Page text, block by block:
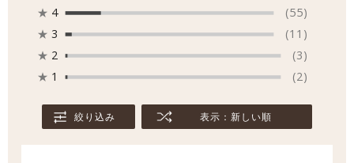
★ 4
(55)
★ 3
(11)
★ 2
(3)
★ 1 (2)
絞り込み 表示：新しい順